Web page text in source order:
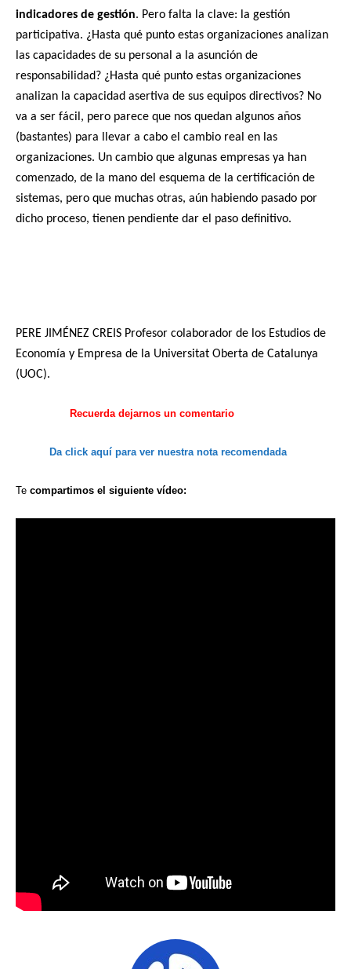
indicadores de gestión. Pero falta la clave: la gestión
participativa. ¿Hasta qué punto estas organizaciones analizan
las capacidades de su personal a la asunción de
responsabilidad? ¿Hasta qué punto estas organizaciones
analizan la capacidad asertiva de sus equipos directivos? No
va a ser fácil, pero parece que nos quedan algunos años
(bastantes) para llevar a cabo el cambio real en las
organizaciones. Un cambio que algunas empresas ya han
comenzado, de la mano del esquema de la certificación de
sistemas, pero que muchas otras, aún habiendo pasado por
dicho proceso, tienen pendiente dar el paso definitivo.
PERE JIMÉNEZ CREIS Profesor colaborador de los Estudios de
Economía y Empresa de la Universitat Oberta de Catalunya
(UOC).
Recuerda dejarnos un comentario
Da click aquí para ver nuestra nota recomendada
Te compartimos el siguiente vídeo: